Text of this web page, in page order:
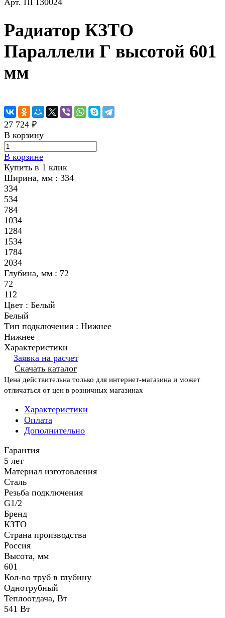
Арт. ПГ130024
Радиатор КЗТО
Параллели Г высотой 601
мм
27 724 ₽
В корзину
В корзине
Купить в 1 клик
Ширина, мм : 334
334
534
784
1034
1284
1534
1784
2034
Глубина, мм : 72
72
112
Цвет : Белый
Белый
Тип подключения : Нижнее
Нижнее
Характеристики
Заявка на расчет
Скачать каталог
Цена действительна только для интернет-магазина и может
отличаться от цен в розничных магазинах
Характеристики
Оплата
Дополнительно
Гарантия
5 лет
Материал изготовления
Сталь
Резьба подключения
G1/2
Бренд
КЗТО
Страна производства
Россия
Высота, мм
601
Кол-во труб в глубину
Однотрубный
Теплоотдача, Вт
541 Вт